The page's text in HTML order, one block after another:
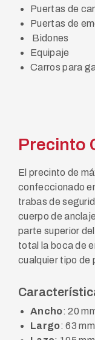
Puertas de
Puertas de
Bidones
Equipaje
Carros para
Precinto
El precinto de
confeccionado
trabas de
cuerpo de
parte superior
total la boca de
cualquier tipo de
Ancho: 20
Largo: 63 mm